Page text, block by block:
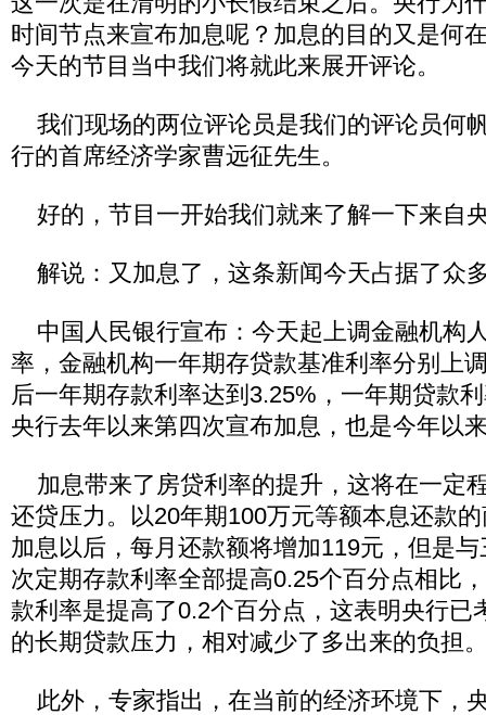
时间节点来宣布加息呢？加息的目的又是何
今天的节目当中我们将就此来展开评论。
我们现场的两位评论员是我们的评论员何
行的首席经济学家曹远征先生。
好的，节目一开始我们就来了解一下来自
解说：又加息了，这条新闻今天占据了众
中国人民银行宣布：今天起上调金融机构
率，金融机构一年期存贷款基准利率分别上
后一年期存款利率达到3.25%，一年期贷款
央行去年以来第四次宣布加息，也是今年以
加息带来了房贷利率的提升，这将在一定
还贷压力。以20年期100万元等额本息还款
加息以后，每月还款额将增加119元，但是
次定期存款利率全部提高0.25个百分点相比
款利率是提高了0.2个百分点，这表明央行已
的长期贷款压力，相对减少了多出来的负担
此外，专家指出，在当前的经济环境下，